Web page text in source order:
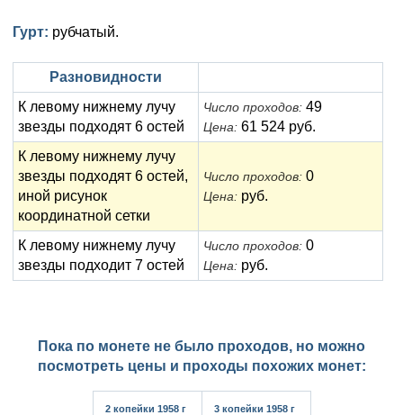
Таврические монеты
Для Пруссии
Ливонезы
Альбертусталер
Екатерина I (1725-1727)
Петр I (1682-1725)
Золото
Серебро
Медь
Для Речи Посполитой
Гурт: рубчатый.
Разновидности
К левому нижнему лучу
звезды подходят 6 остей
Число проходов: 49
Цена: 61 524 руб.
К левому нижнему лучу
звезды подходят 6 остей,
иной рисунок
координатной сетки
Число проходов: 0
Цена: руб.
К левому нижнему лучу
звезды подходит 7 остей
Число проходов: 0
Цена: руб.
Пока по монете не было проходов, но можно
посмотреть цены и проходы похожих монет:
2 копейки 1958 г 3 копейки 1958 г